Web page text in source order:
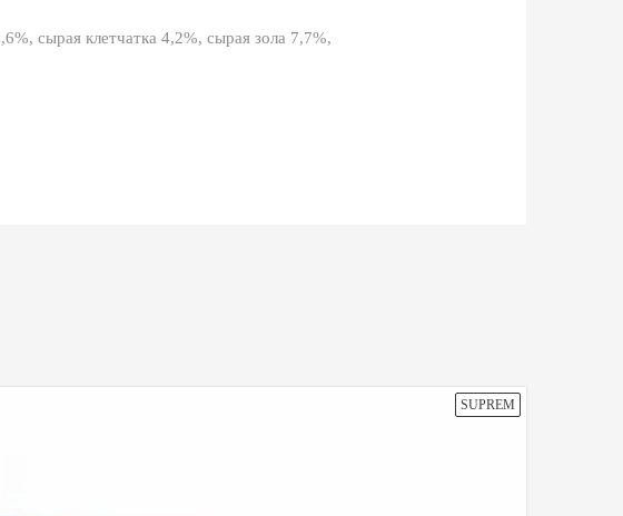
сырая клетчатка 4,2%, сырая зола 7,7%,